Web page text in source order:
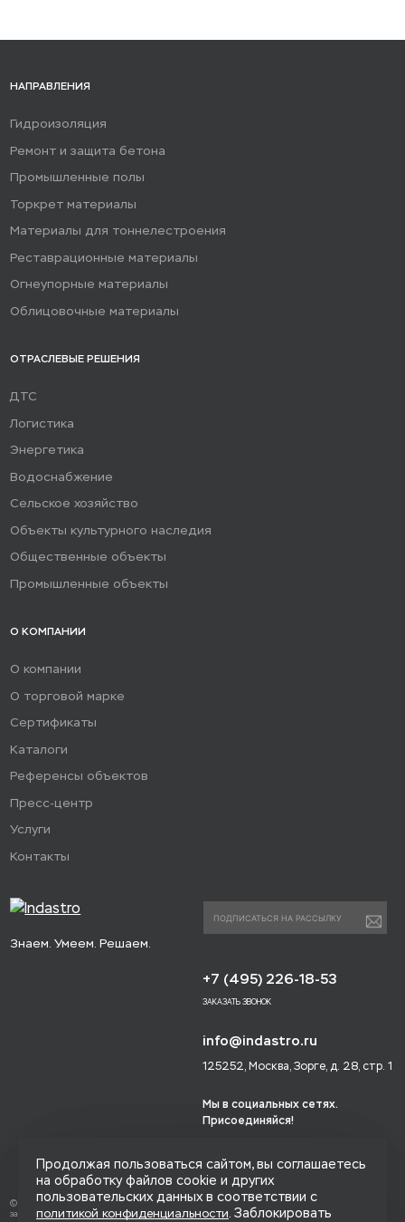
Знаем. Умеем. Решаем.
© 2014-2026 «Индастро», Все права
защищены.
НАПРАВЛЕНИЯ
Гидроизоляция
Ремонт и защита бетона
Промышленные полы
Торкрет материалы
Материалы для тоннелестроения
Реставрационные материалы
Огнеупорные материалы
Облицовочные материалы
ОТРАСЛЕВЫЕ РЕШЕНИЯ
ДТС
Логистика
Энергетика
Водоснабжение
Сельское хозяйство
Объекты культурного наследия
Общественные объекты
Промышленные объекты
О КОМПАНИИ
О компании
О торговой марке
Сертификаты
Каталоги
Референсы объектов
Пресс-центр
Услуги
Контакты
+7 (495) 226-18-53
ЗАКАЗАТЬ ЗВОНОК
info@indastro.ru
125252, Москва, Зорге, д. 28, стр. 1
Мы в социальных сетях.
Присоединяйся!
Продолжая пользоваться сайтом, вы соглашаетесь
на обработку файлов cookie и других
пользовательских данных в соответствии с
политикой конфиденциальности. Заблокировать